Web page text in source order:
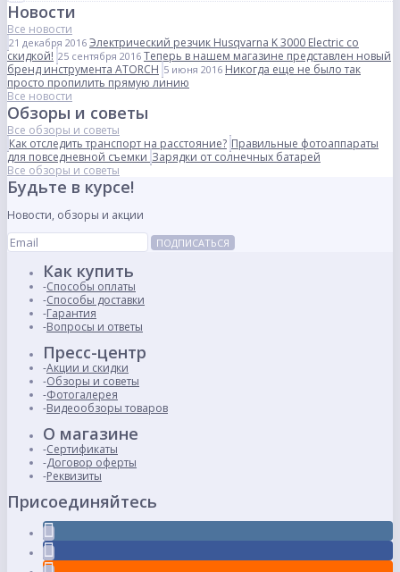
Новости
Все новости
21 декабря 2016 Электрический резчик Husqvarna K 3000 Electric со
скидкой! 25 сентября 2016 Теперь в нашем магазине представлен новый
бренд инструмента ATORCH 5 июня 2016 Никогда еще не было так
просто пропилить прямую линию
Все новости
Обзоры и советы
Все обзоры и советы
Как отследить транспорт на расстояние? Правильные фотоаппараты
для повседневной съемки Зарядки от солнечных батарей
Все обзоры и советы
Будьте в курсе!
Новости, обзоры и акции
ПОДПИСАТЬСЯ
Как купить
Способы оплаты
Способы доставки
Гарантия
Вопросы и ответы
Пресс-центр
Акции и скидки
Обзоры и советы
Фотогалерея
Видеообзоры товаров
О магазине
Сертификаты
Договор оферты
Реквизиты
Присоединяйтесь